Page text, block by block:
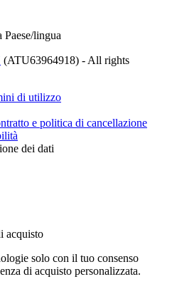
Paese/lingua
(ATU63964918) - All rights
di utilizzo
e politica di cancellazione
dei dati
acquisto
solo con il tuo consenso
di acquisto personalizzata.